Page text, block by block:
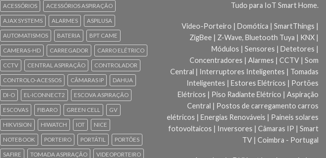
ACESSÓRIOS ACESSÓRIOS ASPIRAÇÃO
AJAX SYSTEMS ALARMES ASPILUSA
AUTOMATISMOS BATERIA BPT CAME
CAMERAS-HD CARREGADOR CARRO ELÉTRICO
CCTV CENTRAL ASPIRAÇÃO CONTROLADOR
CONTROLO-ACESSOS CÂMARAS IP DAHUA
DI-O EL-ICONNECT2 ESCOVA ASPIRAÇÃO
ESCOVAS FIBARO GREEN CELL GV
HIKVISION HIWATCH IOT NICE
NOTEBOOK PORTEIRO PORTÁTIL PORTÕES
SAFIRE TOMADA ASPIRAÇÃO VIDEOPORTEIRO
Tudo para IoT Smart Home.
Video-Porteiro | Domótica | SmartThings |
ZigBee | Z-Wave, Bluetooth Tuya | KNX |
Módulos | Sensores | Detetores |
Concentradores | Alarmes | CCTV | Som
Central | Interruptores Inteligentes | Tomadas
Inteligentes | Estores Elétricos | Portões
Elétricos | Piso Radiante Elétrico | Aspiração
Central | Postos de carregamento carros
elétricos | Energias Renováveis | Paineis solares
fotovoltaicos | Inversores | Câmaras IP | Smart
TV | Coimbra - Portugal